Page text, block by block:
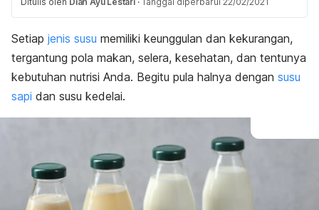
Setiap jenis susu memiliki keunggulan dan kekurangan,
tergantung pola makan, selera, kesehatan, dan tentunya
kebutuhan nutrisi Anda. Begitu pula halnya dengan susu
sapi dan susu kedelai.